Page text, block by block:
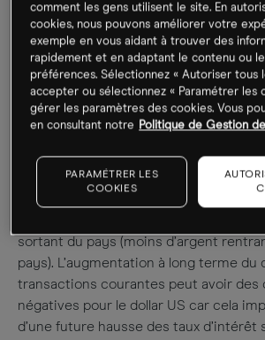
commerciales américaines pour les
et comprend les revenus issus des
étrangers et également les fonds
d’entités à l’étranger. Une valeur
compte positif) indique que les flux de
tous ces éléments au sein de
les flux de capitaux sortant du pays
rentrant que sortant du pays). Une
actuel de compte négatif) indique que
capitaux issus de tous ces éléments au
sortant du pays (moins d’argent
pays). L’augmentation à long terme
transactions courantes peut avoir des
négatives pour le dollar US car cela
d’une future hausse des taux d’intérêt
comment les gens utilisent le site. En
cookies, nous pouvons améliorer votre
exemple en vous aidant à trouver des
rapidement et en adaptant le contenu ou
préférences. Sélectionnez « Autoriser tous
accepter ou sélectionnez « Paramétrer les
gérer les paramètres des cookies. Vous
en consultant notre
Politique de Gestion
PARAMÉTRER LES
COOKIES